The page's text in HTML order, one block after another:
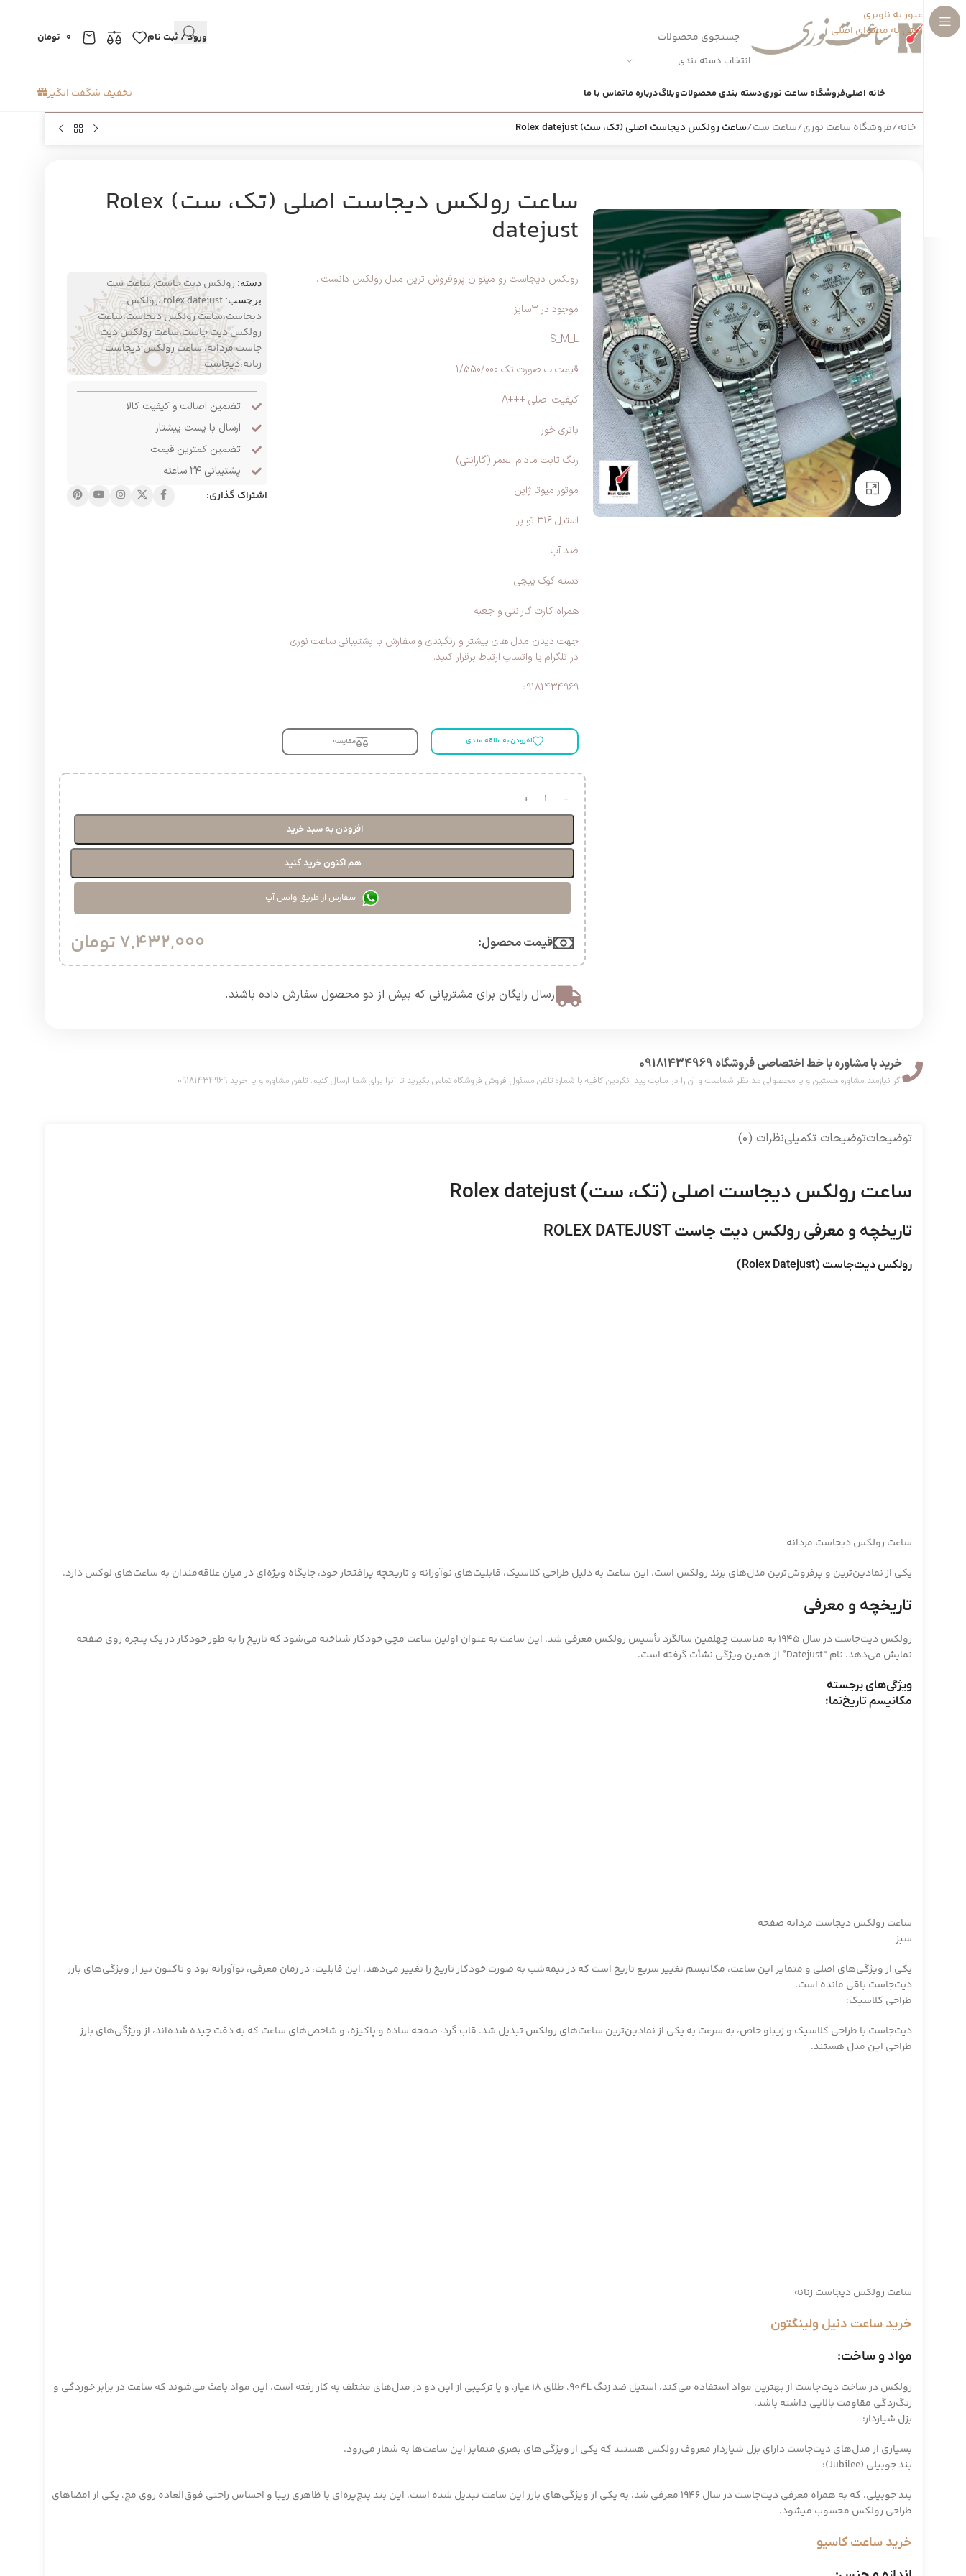
عبور به ناوبری
رفتن به محتوای اصلی
انتخاب دسته بندی
ورود / ثبت نام 0 تومان
خانه اصلیفروشگاه ساعت نوریدسته بندی محصولاتوبلاگدرباره ماتماس با ما تخفیف شگفت انگیز
خانه/فروشگاه ساعت نوری/ساعت ست/ساعت رولکس دیجاست اصلی (تک، ست) Rolex datejust
بزرگنمایی تصویر
ساعت رولکس دیجاست اصلی (تک، ست) Rolex
datejust
رولکس دیجاست رو میتوان پروفروش ترین مدل رولکس دانست .
موجود در ۳سایز
S_M_L
قیمت ب صورت تک 1/550/000
کیفیت اصلی +++A
باتری خور
رنگ ثابت مادام العمر (گارانتی)
موتور میوتا ژاپن
استیل ۳۱۶ تو پر
ضد آب
دسته کوک پیچی
همراه کارت گارانتی و جعبه
جهت دیدن مدل های بیشتر و رنگبندی و سفارش با پشتیبانی ساعت نوری
در تلگرام یا واتساپ ارتباط برقرار کنید.
09181434969
افزودن به علاقه مندی مقایسه
دسته: رولکس دیت جاست,ساعت ست
برچسب:
rolex datejust ،رولکس
دیجاست،ساعت رولکس دیجاست،ساعت
رولکس دیت جاست،ساعت رولکس دیت
جاست مردانه، ساعت رولکس دیجاست
زنانه،دیجاست
تضمین اصالت و کیفیت کالا
ارسال با پست پیشتاز
تضمین کمترین قیمت
پشتیبانی ۲۴ ساعته
اشتراک گذاری:
افزودن به سبد خرید
هم اکنون خرید کنید
سفارش از طریق واتس آپ
قیمت محصول:​ 7,432,000تومان
ارسال رایگان برای مشتریانی که بیش از دو محصول سفارش داده باشند.​
خرید با مشاوره با خط اختصاصی فروشگاه 09181434969
اگر نیازمند مشاوره هستین و یا محصولی مد نظر شماست و آن را در سایت پیدا نکردین کافیه با شماره تلفن مسئول فروش فروشگاه تماس بگیرید تا آنرا برای شما ارسال کنیم. تلفن مشاوره و یا خرید 09181434969
توضیحاتتوضیحات تکمیلینظرات (0)
ساعت رولکس دیجاست اصلی (تک، ست) Rolex datejust
تاریخچه و معرفی رولکس دیت جاست ROLEX DATEJUST
رولکس دیت‌جاست (Rolex Datejust)
ساعت رولکس دیجاست مردانه
یکی از نمادین‌ترین و پرفروش‌ترین مدل‌های برند رولکس است. این ساعت به دلیل طراحی کلاسیک، قابلیت‌های نوآورانه و تاریخچه پرافتخار خود، جایگاه ویژه‌ای در میان علاقه‌مندان به ساعت‌های لوکس دارد.
تاریخچه و معرفی
رولکس دیت‌جاست در سال 1945 به مناسبت چهلمین سالگرد تأسیس رولکس معرفی شد. این ساعت به عنوان اولین ساعت مچی خودکار شناخته می‌شود که تاریخ را به طور خودکار در یک پنجره روی صفحه
نمایش می‌دهد. نام “Datejust” از همین ویژگی نشأت گرفته است.
ویژگی‌های برجسته
مکانیسم تاریخ‌نما:
ساعت رولکس دیجاست مردانه صفحه
سبز
یکی از ویژگی‌های اصلی و متمایز این ساعت، مکانیسم تغییر سریع تاریخ است که در نیمه‌شب به صورت خودکار تاریخ را تغییر می‌دهد. این قابلیت، در زمان معرفی، نوآورانه بود و تاکنون نیز از ویژگی‌های بارز
دیت‌جاست باقی مانده است.
طراحی کلاسیک:
دیت‌جاست با طراحی کلاسیک و زیباو خاص، به سرعت به یکی از نمادین‌ترین ساعت‌های رولکس تبدیل شد. قاب گرد، صفحه ساده و پاکیزه، و شاخص‌های ساعت که به دقت چیده شده‌اند، از ویژگی‌های بارز
طراحی این مدل هستند.
ساعت رولکس دیجاست زنانه
خرید ساعت دنیل ولینگتون
مواد و ساخت:
رولکس در ساخت دیت‌جاست از بهترین مواد استفاده می‌کند. استیل ضد زنگ 904L، طلای 18 عیار، و یا ترکیبی از این دو در مدل‌های مختلف به کار رفته است. این مواد باعث می‌شوند که ساعت در برابر خوردگی و
زنگ‌زدگی مقاومت بالایی داشته باشد.
بزل شیار‌دار:
بسیاری از مدل‌های دیت‌جاست دارای بزل شیار‌دار معروف رولکس هستند که یکی از ویژگی‌های بصری متمایز این ساعت‌ها به شمار می‌رود.
بند جوبیلی (Jubilee):
بند جوبیلی، که به همراه معرفی دیت‌جاست در سال 1946 معرفی شد، به یکی از ویژگی‌های بارز این ساعت تبدیل شده است. این بند پنج‌پره‌ای با ظاهری زیبا و احساس راحتی فوق‌العاده روی مچ، یکی از امضاهای
طراحی رولکس محسوب میشود.
خرید ساعت کاسیو